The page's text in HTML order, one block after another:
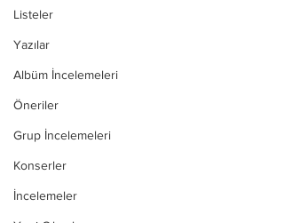
Listeler
Yazılar
Albüm İncelemeleri
Öneriler
Grup İncelemeleri
Konserler
İncelemeler